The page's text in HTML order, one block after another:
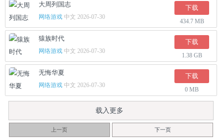
大周列国志
网络游戏 中文 2026-07-30
下载
434.7 MB
猿族时代
网络游戏 中文 2026-07-30
下载
1.38 GB
无悔华夏
网络游戏 中文 2026-07-30
下载
0 MB
载入更多
上一页 下一页